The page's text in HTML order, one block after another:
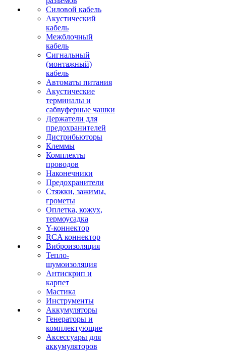
Силовой кабель
Акустический
кабель
Межблочный
кабель
Сигнальный
(монтажный)
кабель
Автоматы питания
Акустические
терминалы и
сабвуферные чашки
Держатели для
предохранителей
Дистрибьюторы
Клеммы
Комплекты
проводов
Наконечники
Предохранители
Стяжки, зажимы,
грометы
Оплетка, кожух,
термоусадка
Y-коннектор
RCA коннектор
Виброизоляция
Тепло-
шумоизоляция
Антискрип и
карпет
Мастика
Инструменты
Аккумуляторы
Генераторы и
комплектующие
Аксессуары для
аккумуляторов